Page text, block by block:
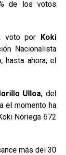
de los votos
voto por Koki
Nacionalista
hasta ahora, el
Ulloa, del
el momento ha
Noriega 672
más del 30